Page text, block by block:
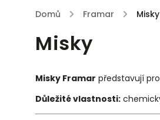
Domů / Framar / Misky
Misky
Misky Framar představují
Důležité vlastnosti: